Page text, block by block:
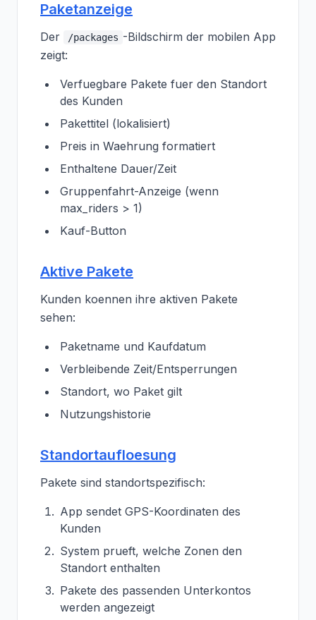
Paketanzeige
Der /packages -Bildschirm der mobilen App
zeigt:
Verfuegbare Pakete fuer den Standort
des Kunden
Pakettitel (lokalisiert)
Preis in Waehrung formatiert
Enthaltene Dauer/Zeit
Gruppenfahrt-Anzeige (wenn
max_riders > 1)
Kauf-Button
Aktive Pakete
Kunden koennen ihre aktiven Pakete
sehen:
Paketname und Kaufdatum
Verbleibende Zeit/Entsperrungen
Standort, wo Paket gilt
Nutzungshistorie
Standortaufloesung
Pakete sind standortspezifisch:
App sendet GPS-Koordinaten des
Kunden
System prueft, welche Zonen den
Standort enthalten
Pakete des passenden Unterkontos
werden angezeigt